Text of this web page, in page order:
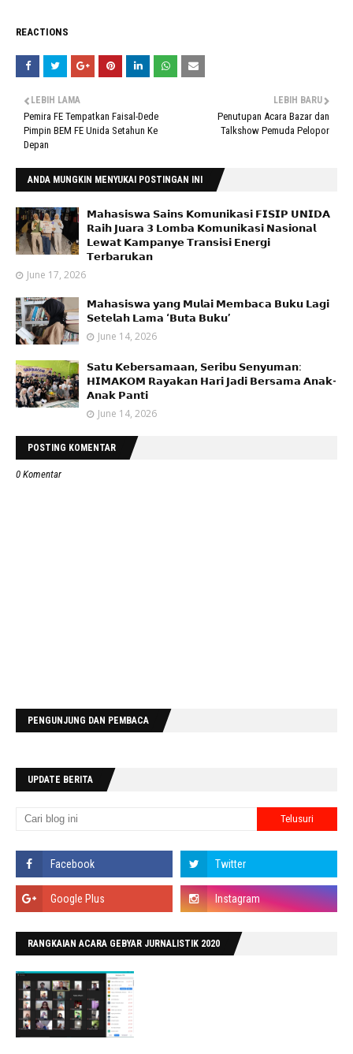
REACTIONS
LEBIH BARU
Penutupan Acara Bazar dan
Talkshow Pemuda Pelopor
LEBIH LAMA
Pemira FE Tempatkan Faisal-Dede
Pimpin BEM FE Unida Setahun Ke
Depan
ANDA MUNGKIN MENYUKAI POSTINGAN INI
𝗠𝗮𝗵𝗮𝘀𝗶𝘀𝘄𝗮 𝗦𝗮𝗶𝗻𝘀 𝗞𝗼𝗺𝘂𝗻𝗶𝗸𝗮𝘀𝗶 𝗙𝗜𝗦𝗜𝗣 𝗨𝗡𝗜𝗗𝗔
𝗥𝗮𝗶𝗵 𝗝𝘂𝗮𝗿𝗮 𝟯 𝗟𝗼𝗺𝗯𝗮 𝗞𝗼𝗺𝘂𝗻𝗶𝗸𝗮𝘀𝗶 𝗡𝗮𝘀𝗶𝗼𝗻𝗮𝗹
𝗟𝗲𝘄𝗮𝘁 𝗞𝗮𝗺𝗽𝗮𝗻𝘆𝗲 𝗧𝗿𝗮𝗻𝘀𝗶𝘀𝗶 𝗘𝗻𝗲𝗿𝗴𝗶
𝗧𝗲𝗿𝗯𝗮𝗿𝘂𝗸𝗮𝗻
June 17, 2026
𝗠𝗮𝗵𝗮𝘀𝗶𝘀𝘄𝗮 𝘆𝗮𝗻𝗴 𝗠𝘂𝗹𝗮𝗶 𝗠𝗲𝗺𝗯𝗮𝗰𝗮 𝗕𝘂𝗸𝘂 𝗟𝗮𝗴𝗶
𝗦𝗲𝘁𝗲𝗹𝗮𝗵 𝗟𝗮𝗺𝗮 ‘𝗕𝘂𝘁𝗮 𝗕𝘂𝗸𝘂’
June 14, 2026
𝗦𝗮𝘁𝘂 𝗞𝗲𝗯𝗲𝗿𝘀𝗮𝗺𝗮𝗮𝗻, 𝗦𝗲𝗿𝗶𝗯𝘂 𝗦𝗲𝗻𝘆𝘂𝗺𝗮𝗻:
𝗛𝗜𝗠𝗔𝗞𝗢𝗠 𝗥𝗮𝘆𝗮𝗸𝗮𝗻 𝗛𝗮𝗿𝗶 𝗝𝗮𝗱𝗶 𝗕𝗲𝗿𝘀𝗮𝗺𝗮 𝗔𝗻𝗮𝗸-
𝗔𝗻𝗮𝗸 𝗣𝗮𝗻𝘁𝗶
June 14, 2026
POSTING KOMENTAR
0 Komentar
PENGUNJUNG DAN PEMBACA
UPDATE BERITA
RANGKAIAN ACARA GEBYAR JURNALISTIK 2020